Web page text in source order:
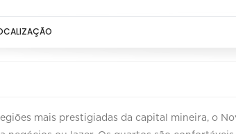
mais prestigiadas da capital mineira, o